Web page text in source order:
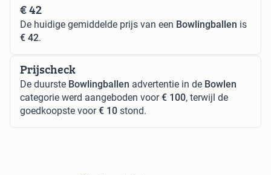
€ 42
De huidige gemiddelde prijs van een Bowlingballen is
€ 42.
Prijscheck
De duurste Bowlingballen advertentie in de Bowlen
categorie werd aangeboden voor€ 100, terwijl de
goedkoopste voor€ 10 stond.